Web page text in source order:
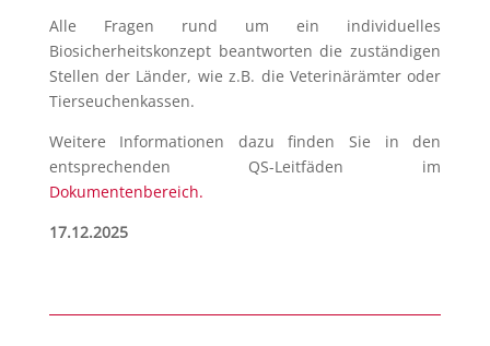
Alle Fragen rund um ein individuelles
Biosicherheitskonzept beantworten die zuständigen
Stellen der Länder, wie z.B. die Veterinärämter oder
Tierseuchenkassen.
Weitere Informationen dazu finden Sie in den
entsprechenden QS-Leitfäden im
Dokumentenbereich.
17.12.2025